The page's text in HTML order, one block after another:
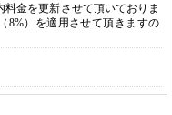
金を更新させて頂いておりま
8%）を適用させて頂きますの